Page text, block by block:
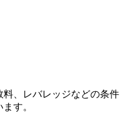
、レバレッジなどの条件
す。